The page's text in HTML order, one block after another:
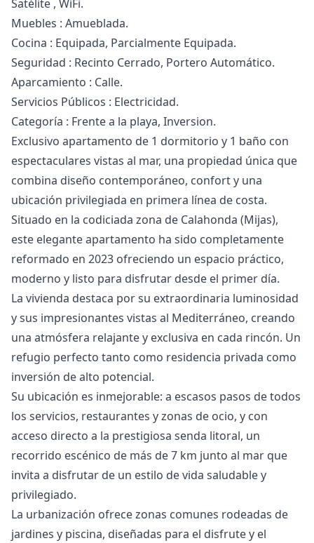
‌Satélite , WiFi.
Muebles : Amueblada.
Cocina ‌: ‌Equipada, ‌Parcialmente Equipada.
Seguridad : ‌Recinto ‌Cerrado, ‌Portero ‌Automático.
Aparcamiento : ‌Calle.
Servicios Públicos : ‌Electricidad.
Categoría ‌: ‌Frente ‌a ‌la ‌playa, ‌Inversion.
Exclusivo apartamento de 1 dormitorio y 1 baño con
espectaculares vistas al mar, una propiedad única que
combina diseño contemporáneo, confort y una
ubicación privilegiada en primera línea de costa.
Situado en la codiciada zona de Calahonda (Mijas),
este elegante apartamento ha sido completamente
reformado en 2023 ofreciendo un espacio práctico,
moderno y listo para disfrutar desde el primer día.
La vivienda destaca por su extraordinaria luminosidad
y sus impresionantes vistas al Mediterráneo, creando
una atmósfera relajante y exclusiva en cada rincón. Un
refugio perfecto tanto como residencia privada como
inversión de alto potencial.
Su ubicación es inmejorable: a escasos pasos de todos
los servicios, restaurantes y zonas de ocio, y con
acceso directo a la prestigiosa senda litoral, un
recorrido escénico de más de 7 km junto al mar que
invita a disfrutar de un estilo de vida saludable y
privilegiado.
La urbanización ofrece zonas comunes rodeadas de
jardines y piscina, diseñadas para el disfrute y el